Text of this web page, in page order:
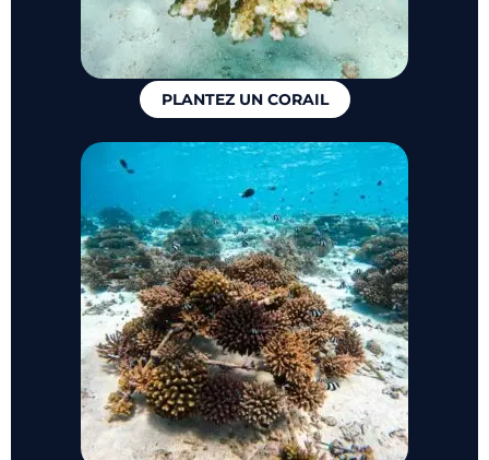
PLANTEZ UN CORAIL